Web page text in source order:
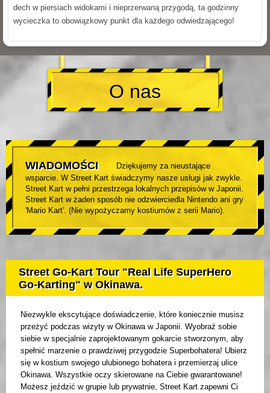
dech w piersiach widokami i nieprzerwaną przygodą, ta godzinny
wycieczka to obowiązkowy punkt dla każdego odwiedzającego!
O nas
WIADOMOŚCI
Dziękujemy za nieustające
wsparcie. W Street Kart świadczymy nasze usługi jak zwykle.
Street Kart w pełni przestrzega lokalnych przepisów w Japonii.
Street Kart w żaden sposób nie odzwierciedla Nintendo ani gry
'Mario Kart'. (Nie wypożyczamy kostiumów z serii Mario).
Street Go-Kart Tour "Real Life SuperHero
Go-Karting" w Okinawa.
Niezwykle ekscytujące doświadczenie, które koniecznie musisz
przeżyć podczas wizyty w Okinawa w Japonii. Wyobraź sobie
siebie w specjalnie zaprojektowanym gokarcie stworzonym, aby
spełnić marzenie o prawdziwej przygodzie Superbohatera! Ubierz
się w kostium swojego ulubionego bohatera i przemierzaj ulice
Okinawa. Wszystkie oczy skierowane na Ciebie gwarantowane!
Możesz jeździć w grupie lub prywatnie, Street Kart zapewni Ci